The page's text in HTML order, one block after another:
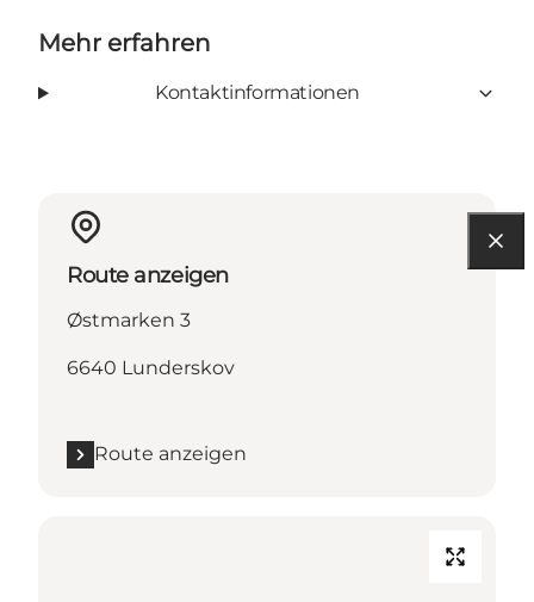
Mehr erfahren
Kontaktinformationen
Route anzeigen
Østmarken 3
6640 Lunderskov
Route anzeigen